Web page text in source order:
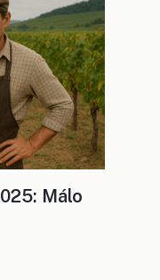
Málo